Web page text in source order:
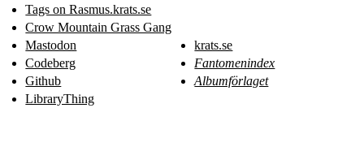
Tags on Rasmus​.krats​.se
Crow Mountain Grass Gang
Mastodon
Codeberg
Github
LibraryThing
krats.se
Fantomenindex
Albumförlaget